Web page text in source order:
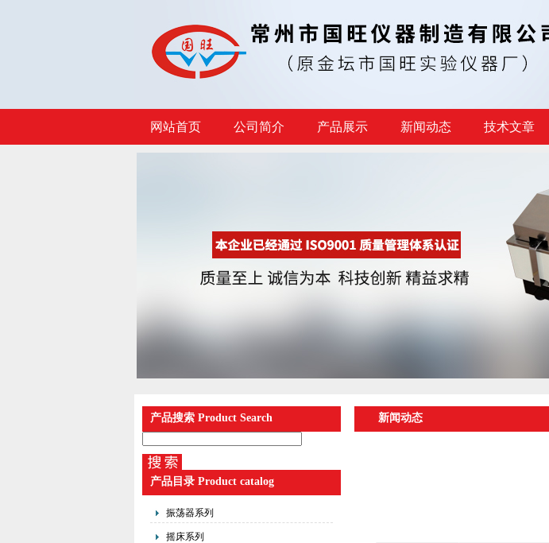
网站首页 公司简介 产品展示 新闻动态 技术文章
产品搜索 Product Search
产品目录 Product catalog
振荡器系列
摇床系列
新闻动态